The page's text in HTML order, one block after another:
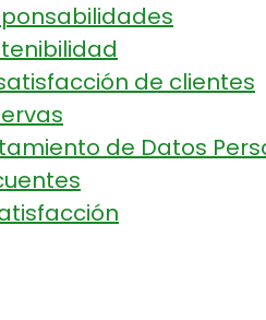
de clientes
de Datos